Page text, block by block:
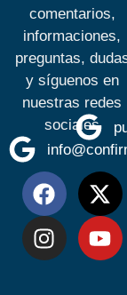
comentarios,
informaciones,
preguntas,
y síguenos en
nuestras redes
sociales